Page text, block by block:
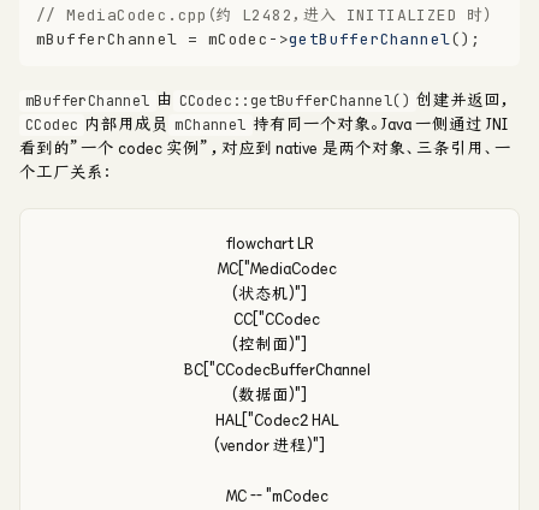
// MediaCodec.cpp（约 L2482，进入 INITIALIZED 时）
mBufferChannel = mCodec->getBufferChannel();
mBufferChannel 由 CCodec::getBufferChannel() 创建并返回，
CCodec 内部用成员 mChannel 持有同一个对象。Java 一侧通过 JNI
看到的”一个 codec 实例”，对应到 native 是两个对象、三条引用、一
个工厂关系 ：
flowchart LR
    MC["MediaCodec
(状态机)"]
    CC["CCodec
(控制面)"]
    BC["CCodecBufferChannel
(数据面)"]
    HAL["Codec2 HAL
(vendor 进程)"]
    MC -- "mCodec